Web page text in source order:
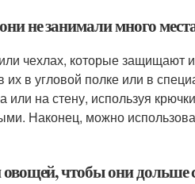
не занимали много
чехлах, которые защищают
в угловой полке или в
на стену, используя
Наконец, можно
чтобы они дольше